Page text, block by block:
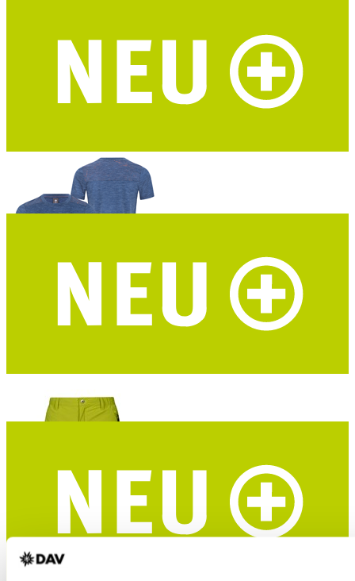
DAV Hochthron Damen Funktionsshirt
Merino-Tencel® – marine – DAV Design
HALTI Pallas Cool Stretch Herren Trekkingshorts
Dry Quick cool Material - UPF 90+ - grün - DAV-Edition